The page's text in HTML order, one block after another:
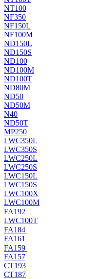
NT100
NF350
NF150L
NF100M
ND150L
ND150S
ND100
ND100M
ND100T
ND80M
ND50
ND50M
N40
ND50T
MP250
LWC350L
LWC350S
LWC250L
LWC250S
LWC150L
LWC150S
LWC100X
LWC100M
FA192
LWC100T
FA184
FA161
FA159
FA157
CT193
CT187